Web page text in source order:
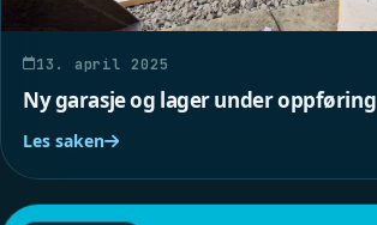
13. april 2025
Ny garasje og lager under oppføring
Les saken